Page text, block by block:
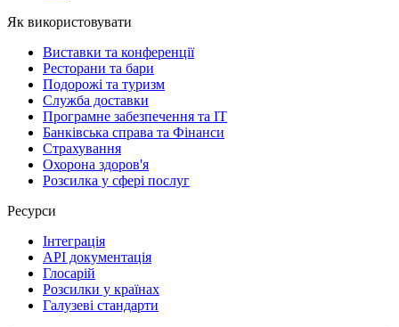
Як використовувати
Виставки та конференції
Ресторани та бари
Подорожі та туризм
Служба доставки
Програмне забезпечення та IT
Банківська справа та Фінанси
Страхування
Охорона здоров'я
Розсилка у сфері послуг
Ресурси
Інтеграція
API документація
Глосарій
Розсилки у країнах
Галузеві стандарти